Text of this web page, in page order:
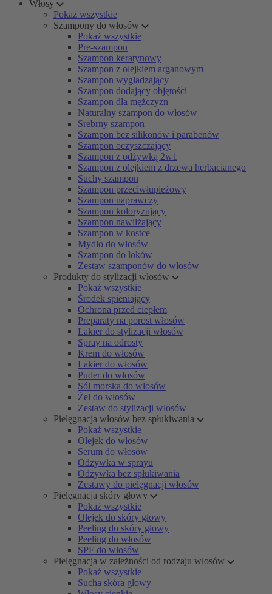
Włosy
Pokaż wszystkie
Szampony do włosów
Pokaż wszystkie
Pre-szampon
Szampon keratynowy
Szampon z olejkiem arganowym
Szampon wygładzający
Szampon dodający objętości
Szampon dla mężczyzn
Naturalny szampon do włosów
Srebrny szampon
Szampon bez silikonów i parabenów
Szampon oczyszczający
Szampon z odżywką 2w1
Szampon z olejkiem z drzewa herbacianego
Suchy szampon
Szampon przeciwłupieżowy
Szampon naprawczy
Szampon koloryzujący
Szampon nawilżający
Szampon w kostce
Mydło do włosów
Szampon do loków
Zestaw szamponów do włosów
Produkty do stylizacji włosów
Pokaż wszystkie
Środek spieniający
Ochrona przed ciepłem
Preparaty na porost włosów
Lakier do stylizacji włosów
Spray na odrosty
Krem do włosów
Lakier do włosów
Puder do włosów
Sól morska do włosów
Żel do włosów
Zestaw do stylizacji włosów
Pielęgnacja włosów bez spłukiwania
Pokaż wszystkie
Olejek do włosów
Serum do włosów
Odżywka w sprayu
Odżywka bez spłukiwania
Zestawy do pielęgnacji włosów
Pielęgnacja skóry głowy
Pokaż wszystkie
Olejek do skóry głowy
Peeling do skóry głowy
Peeling do włosów
SPF do włosów
Pielęgnacja w zależności od rodzaju włosów
Pokaż wszystkie
Sucha skóra głowy